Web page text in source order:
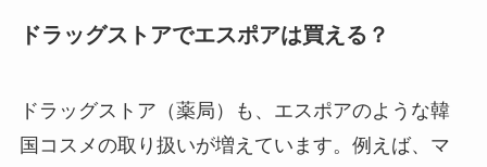
ドラッグストアでエスポアは買える？
ドラッグストア（薬局）も、エスポアのような韓
国コスメの取り扱いが増えています。例えば、マ